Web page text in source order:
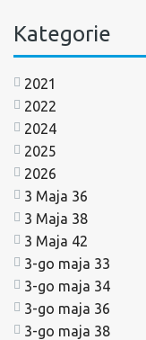
Kategorie
2021
2022
2024
2025
2026
3 Maja 36
3 Maja 38
3 Maja 42
3-go maja 33
3-go maja 34
3-go maja 36
3-go maja 38